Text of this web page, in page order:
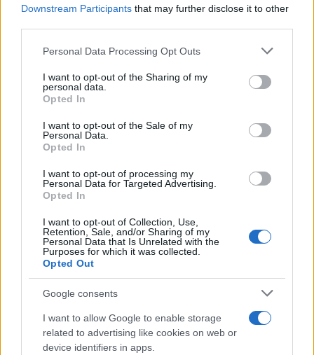
Downstream Participants that may further disclose it to other
Please note that this website/app uses one or more Google
not limited to your visit or usage behaviour. You may click to
grant or deny consent to Google and its third-party tags to
use your data for below specified purposes in below Google
consent section.
Personal Data Processing Opt Outs
I want to opt-out of the Sharing of my
personal data.
Opted In
I want to opt-out of the Sale of my
Personal Data.
Opted In
I want to opt-out of processing my
Personal Data for Targeted Advertising.
Opted In
I want to opt-out of Collection, Use,
Retention, Sale, and/or Sharing of my
Personal Data that Is Unrelated with the
Purposes for which it was collected.
Opted Out
Google consents
I want to allow Google to enable storage
related to advertising like cookies on web or
device identifiers in apps.
ανθρακούχα
ποτά θα πρέπει να τα αποφεύγεις όχι μόνο
λόγω της ασπαρτάμης που περιέχουν και προκαλούν
φούσκωμα αλλά και εξαιτίας του ανθρακικού. Η κατανάλωσή
τους συνεπάγεται αυτομάτως και περισσότερα αέρια στο
στομάχι και στο έντερο.
Αν πάσχεις από τοσύνδρομο ευερέθιστου εντέρου, τότε
μπορεί να προκληθεί διάρροια ή δυσκοιλιότητα και σε
ορισμένους και τα δύο. Ειδικα εμείς οι γυναίκες
φουσκώνουμε κατευθείαν και πολλές φορές συνοδεύεται και
με πόνο.
Κάποιοικαρκίνοι, όπως εκείνος του παχέος εντέρου αλλά
και των ωοθηκών, εκδηλώνονται με φούσκωμα στην κοιλιά.
Ειδικά στις γυναίκες με καρκίνο των ωοθηκών,
συσσωρεύεται υγρό στην περιοχή της κοιλιάς που προκαλεί